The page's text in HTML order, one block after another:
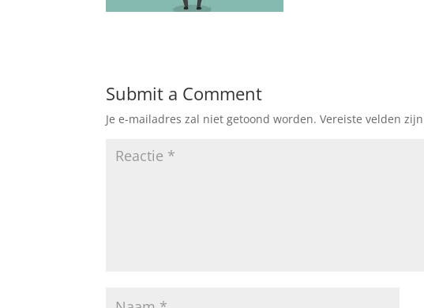
Submit a Comment
Je e-mailadres zal niet getoond worden. Vereiste velden